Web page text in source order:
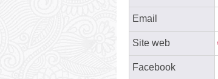
Email
Site web
Facebook